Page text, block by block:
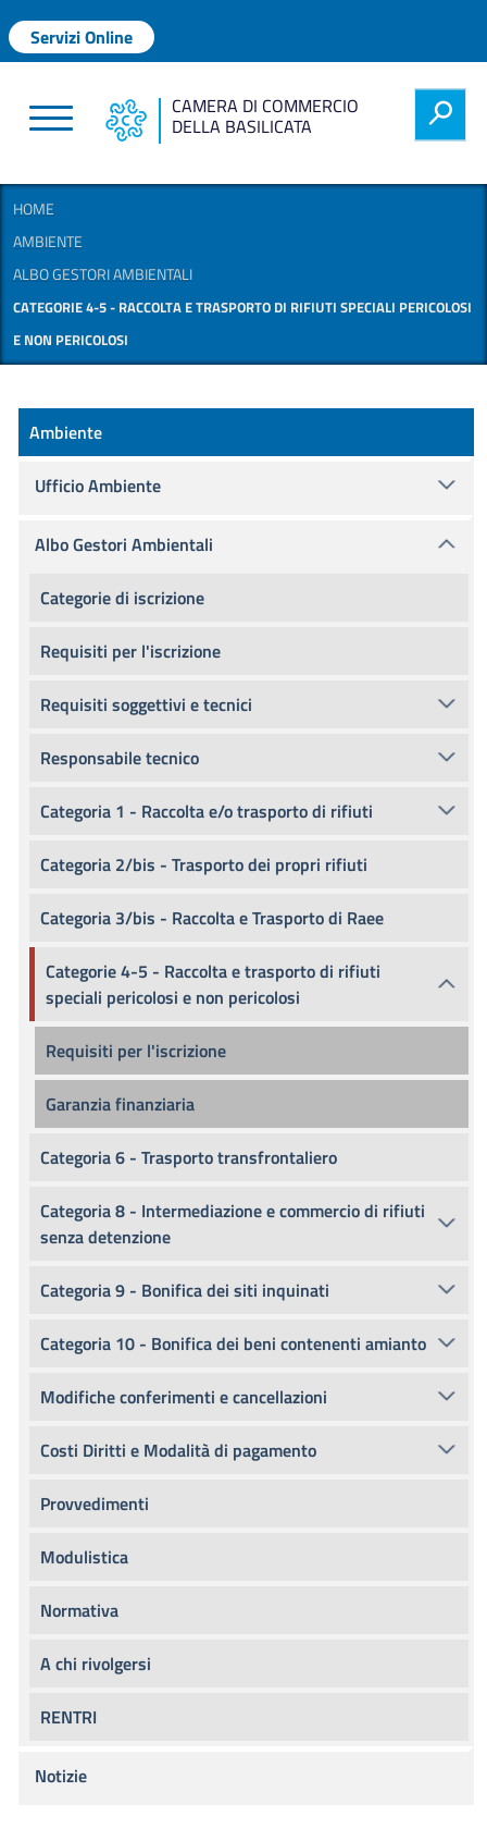
Menu profilo utente
Servizi Online
CAMERA DI COMMERCIO
DELLA BASILICATA h
HOME
AMBIENTE
ALBO GESTORI AMBIENTALI
CATEGORIE 4-5 - RACCOLTA E TRASPORTO DI RIFIUTI SPECIALI PERICOLOSI
E NON PERICOLOSI
Ambiente
Ambiente
Ufficio Ambiente
Albo Gestori Ambientali
Categorie di iscrizione
Requisiti per l'iscrizione
Requisiti soggettivi e tecnici
Responsabile tecnico
Categoria 1 - Raccolta e/o trasporto di rifiuti
Categoria 2/bis - Trasporto dei propri rifiuti
Categoria 3/bis - Raccolta e Trasporto di Raee
Categorie 4-5 - Raccolta e trasporto di rifiuti
speciali pericolosi e non pericolosi
Requisiti per l'iscrizione
Garanzia finanziaria
Categoria 6 - Trasporto transfrontaliero
Categoria 8 - Intermediazione e commercio di rifiuti
senza detenzione
Categoria 9 - Bonifica dei siti inquinati
Categoria 10 - Bonifica dei beni contenenti amianto
Modifiche conferimenti e cancellazioni
Costi Diritti e Modalità di pagamento
Provvedimenti
Modulistica
Normativa
A chi rivolgersi
RENTRI
Notizie